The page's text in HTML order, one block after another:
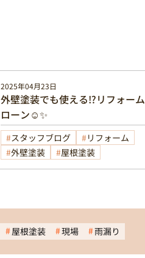
2025年04月23日
外壁塗装でも使える⁉️リフォーム
ローン☺️✨
スタッフブログ
リフォーム
外壁塗装
屋根塗装
屋根塗装 現場 雨漏り